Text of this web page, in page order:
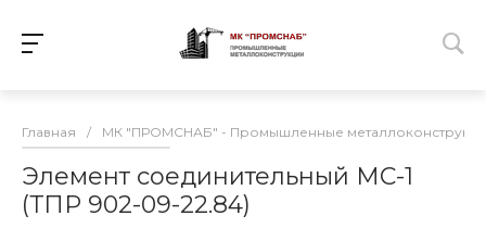
Главная / МК "ПРОМСНАБ" - Промышленные
Элемент соединительный МС-1
(ТПР 902-09-22.84)